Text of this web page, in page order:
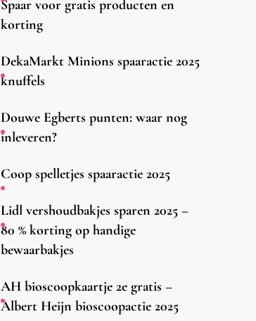
Spaar voor gratis producten en
korting
DekaMarkt Minions spaaractie 2025
knuffels
Douwe Egberts punten: waar nog
inleveren?
Coop spelletjes spaaractie 2025
Lidl vershoudbakjes sparen 2025 –
80 % korting op handige
bewaarbakjes
AH bioscoopkaartje 2e gratis –
Albert Heijn bioscoopactie 2025